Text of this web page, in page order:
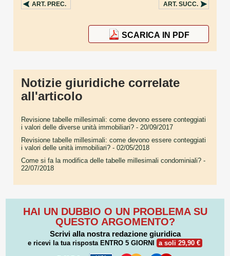
ART. PREC. ART. SUCC.
SCARICA IN PDF
Notizie giuridiche correlate
all'articolo
Revisione tabelle millesimali: come devono essere conteggiati
i valori delle diverse unità immobiliari? - 20/09/2017
Revisione tabelle millesimali: come devono essere conteggiati
i valori delle unità immobiliari? - 02/05/2018
Come si fa la modifica delle tabelle millesimali condominiali? -
22/07/2018
HAI UN DUBBIO O UN PROBLEMA SU
QUESTO ARGOMENTO?
Scrivi alla nostra redazione giuridica
e ricevi la tua risposta ENTRO 5 GIORNI a soli 29,90 €